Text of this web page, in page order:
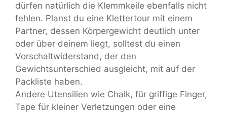
dürfen natürlich die Klemmkeile ebenfalls nicht
fehlen. Planst du eine Klettertour mit einem
Partner, dessen Körpergewicht deutlich unter
oder über deinem liegt, solltest du einen
Vorschaltwiderstand, der den
Gewichtsunterschied ausgleicht, mit auf der
Packliste haben.
Andere Utensilien wie Chalk, für griffige Finger,
Tape für kleiner Verletzungen oder eine